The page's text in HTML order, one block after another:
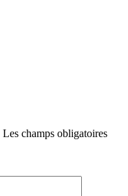
Les champs obligatoires